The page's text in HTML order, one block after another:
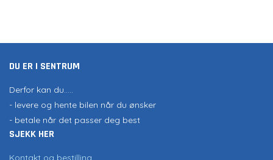
DU ER I SENTRUM
Derfor kan du.....
- levere og hente bilen når du ønsker
- betale når det passer deg best
SJEKK HER
Kontakt og bestilling